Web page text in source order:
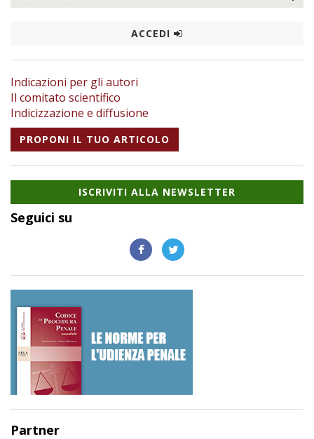
ACCEDI
Indicazioni per gli autori
Il comitato scientifico
Indicizzazione e diffusione
PROPONI IL TUO ARTICOLO
ISCRIVITI ALLA NEWSLETTER
Seguici su
Partner